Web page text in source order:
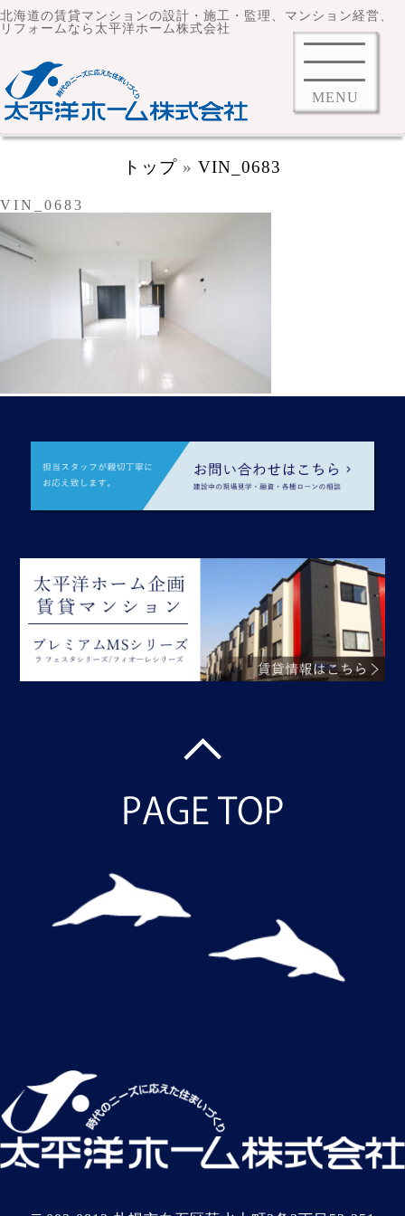
北海道の賃貸マンションの設計・施工・監理、マンション経営、
リフォームなら太平洋ホーム株式会社
MENU
トップ »VIN_0683
VIN_0683